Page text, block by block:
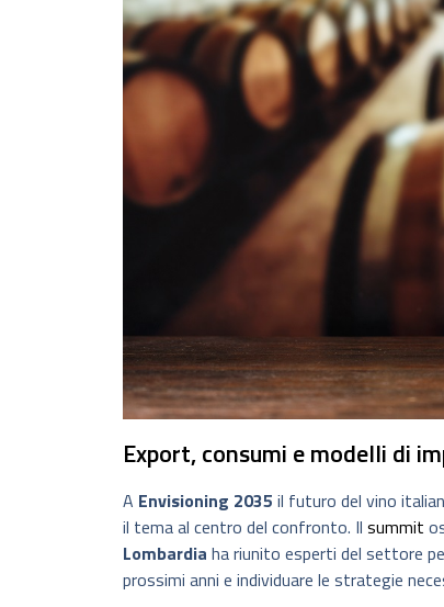
Export, consumi e modelli di
A Envisioning 2035 il futuro del vino
il tema al centro del confronto. Il summit
Lombardia ha riunito esperti del settore
prossimi anni e individuare le strategie